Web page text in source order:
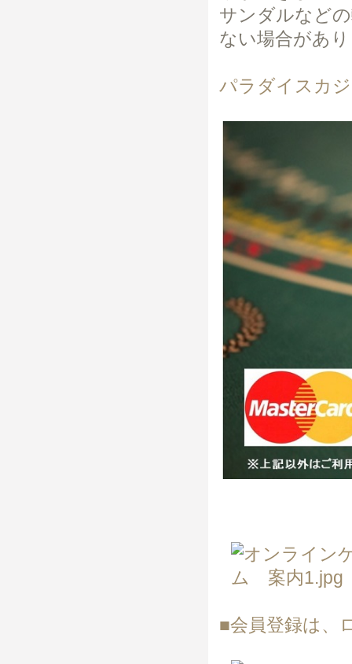
サンダルなど
ない場合があ
パラダイスカ
■会員登録は、